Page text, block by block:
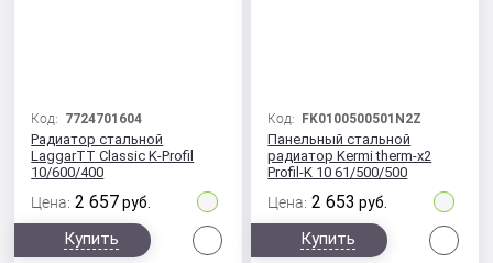
Код: 7724701604
Радиатор стальной
LaggarTT Classic K-Profil
10/600/400
Цена: 2 657 руб.
Купить
Код: FK0100500501N2Z
Панельный стальной
радиатор Kermi therm-x2
Profil-K 10 61/500/500
Цена: 2 653 руб.
Купить